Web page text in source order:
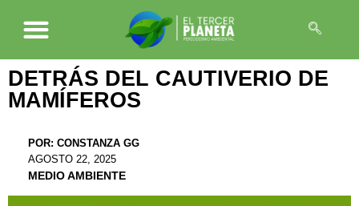
DETRÁS DEL CAUTIVERIO DE
MAMÍFEROS
POR: CONSTANZA GG
AGOSTO 22, 2025
MEDIO AMBIENTE